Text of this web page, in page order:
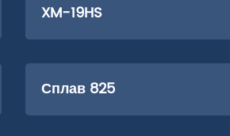
XM-19HS
Сплав 825